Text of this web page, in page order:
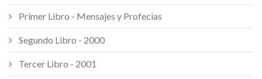
Primer Libro - Mensajes y Profecias
Segundo Libro - 2000
Tercer Libro - 2001